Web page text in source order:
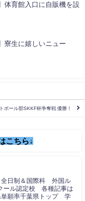
体育館入口に自販機を設
寮生に嬉しいニュー
ボール部SKKF杯争奪戦 優勝！
こちら↓
日制＆国際科 外国ル
ール認定校 各種記事は
願率千葉県トップ 学